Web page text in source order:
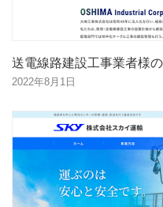
送電線路建設工事業者様
2022年8月1日